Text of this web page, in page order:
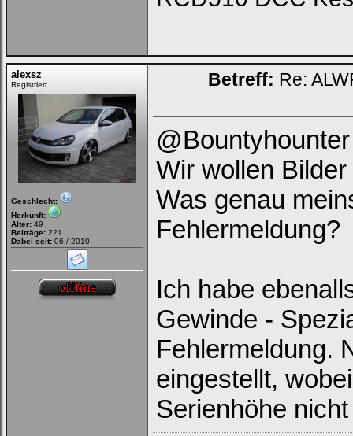
alexsz
Registriert
Geschlecht:
Herkunft:
Alter: 49
Beiträge: 221
Dabei seit: 06 / 2010
Betreff: Re:
@Bountyhounter
Wir wollen
Was genau
Fehlermeldung?
Ich habe
Gewinde -
Fehlermeldung.
eingestellt,
Serienhöhe